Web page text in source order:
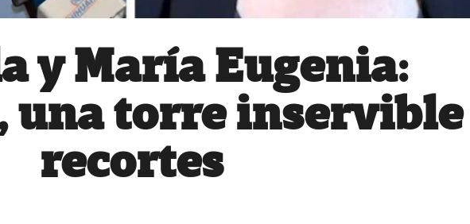
y María Eugenia:
una torre
recortes